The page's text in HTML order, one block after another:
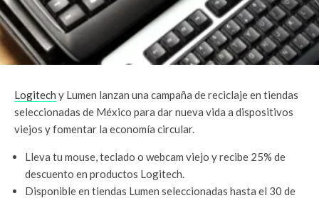
Logitech y Lumen lanzan una campaña de reciclaje en tiendas
seleccionadas de México para dar nueva vida a dispositivos
viejos y fomentar la economía circular.
Lleva tu mouse, teclado o webcam viejo y recibe 25% de
descuento en productos Logitech.
Disponible en tiendas Lumen seleccionadas hasta el 30 de